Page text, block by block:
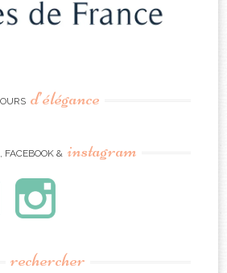
d’élégance
FACEBOOK & instagram
rechercher